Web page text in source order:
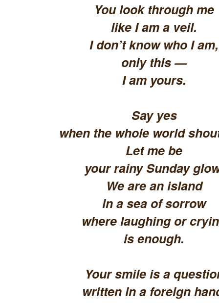
You look through me
like I am a veil.
I don’t know who I am,
only this —
I am yours.
Say yes
when the whole world
Let me be
your rainy Sunday
We are an island
in a sea of sorrow
where laughing or
is enough.
Your smile is a
written in a foreign